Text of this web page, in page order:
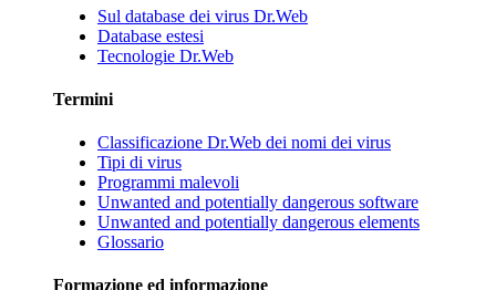
Sul database dei virus Dr.Web
Database estesi
Tecnologie Dr.Web
Termini
Classificazione Dr.Web dei nomi dei virus
Tipi di virus
Programmi malevoli
Unwanted and potentially dangerous software
Unwanted and potentially dangerous elements
Glossario
Formazione ed informazione